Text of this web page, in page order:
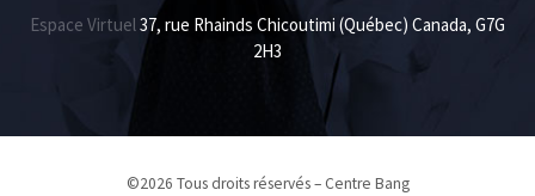
Espace Virtuel37, rue Rhainds Chicoutimi (Québec) Canada, G7G
2H3
©2026 Tous droits réservés – Centre Bang